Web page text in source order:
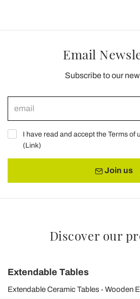
Email
Subscribe to our
I have read and accept the Terms of
(Link)
Join us
Discover our
Extendable Tables
Extendable Ceramic Tables
Wooden